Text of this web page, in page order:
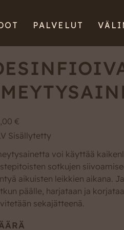
PALVELUT
€
Sisällytetty
voi käyttää
sotkujen
aikuisten leikkien aikana.
päälle, harjataan ja
sekajätteenä.